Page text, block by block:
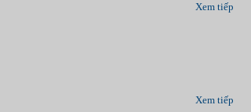
Xem tiếp
Xem tiếp